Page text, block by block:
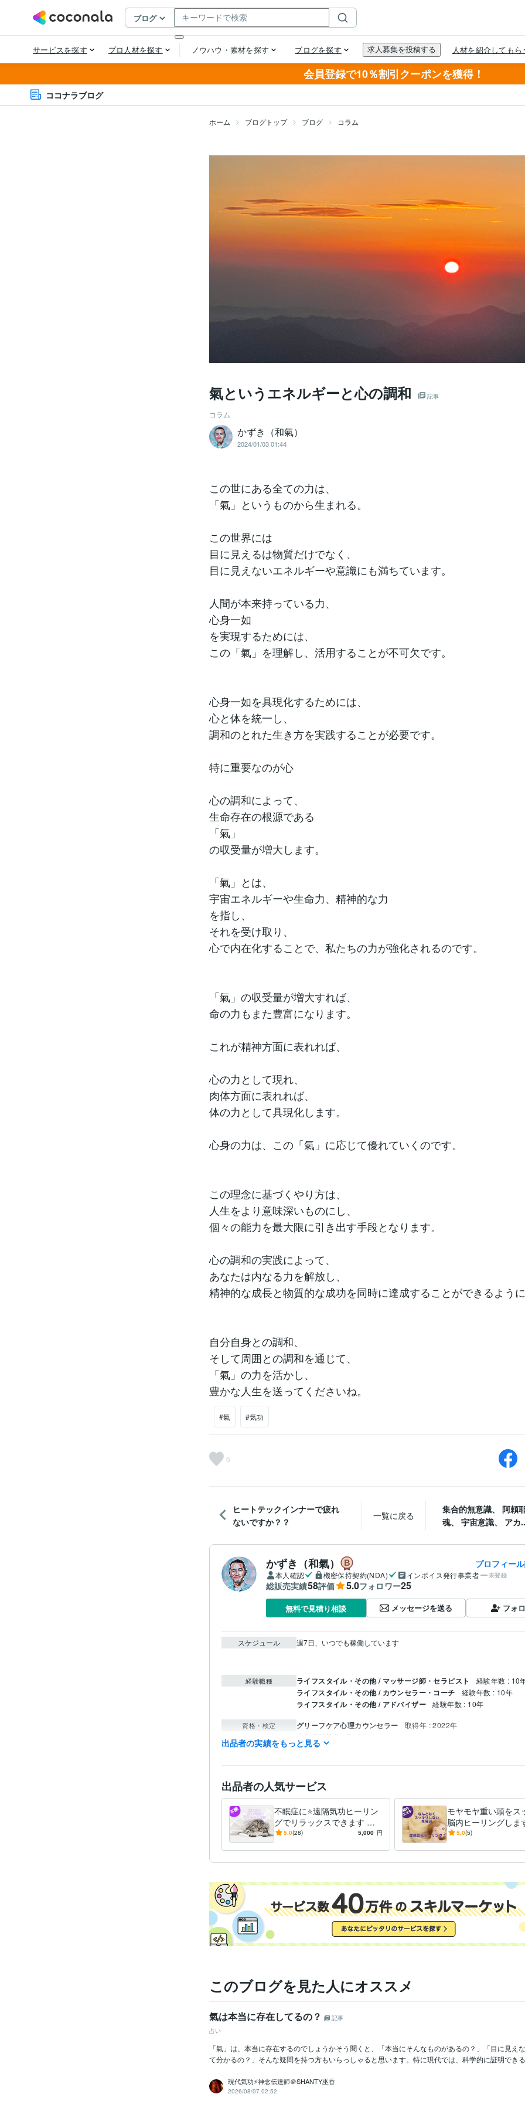
会員登録で10％割引クーポンを獲得！
ココナラブログ
ホーム ブログトップ ブログ コラム
氣というエネルギーと心の調和 記事
コラム
かずき（和氣）
2024/01/03 01:44
この世にある全ての力は、
「氣」というものから生まれる。
この世界には
目に見えるは物質だけでなく、
目に見えないエネルギーや意識にも満ちています。
人間が本来持っている力、
心身一如
を実現するためには、
この「氣」を理解し、活用することが不可欠です。
心身一如を具現化するためには、
心と体を統一し、
調和のとれた生き方を実践することが必要です。
特に重要なのが心
心の調和によって、
生命存在の根源である
「氣」
の収受量が増大します。
「氣」とは、
宇宙エネルギーや生命力、精神的な力
を指し、
それを受け取り、
心で内在化することで、私たちの力が強化されるのです。
「氣」の収受量が増大すれば、
命の力もまた豊富になります。
これが精神方面に表れれば、
心の力として現れ、
肉体方面に表れれば、
体の力として具現化します。
心身の力は、この「氣」に応じて優れていくのです。
この理念に基づくやり方は、
人生をより意味深いものにし、
個々の能力を最大限に引き出す手段となります。
心の調和の実践によって、
あなたは内なる力を解放し、
精神的な成長と物質的な成功を同時に達成することができるように
自分自身との調和、
そして周囲との調和を通じて、
「氣」の力を活かし、
豊かな人生を送ってくださいね。
#氣 #気功
6
ヒートテックインナーで疲れ
ないですか？？
一覧に戻る
集合的無意識、 阿頼耶
魂、 宇宙意識、 アカ
かずき（和氣） プロフィー
本人確認 機密保持契約(NDA) インボイス発行事業者 未登録
総販売実績58評価 5.0フォロワー25
無料で見積り相談 メッセージを送る フォ
スケジュール 週7日、いつでも稼働しています
経験職種 ライフスタイル・その他 / マッサージ師・セラピスト 経験年数 : 10
ライフスタイル・その他 / カウンセラー・コーチ 経験年数 : 10年
ライフスタイル・その他 / アドバイザー 経験年数 : 10年
資格・検定 グリーフケア心理カウンセラー 取得年 : 2022年
光氣道師範代
不眠 ウツ 不調 ダルイ
悩み相談・カウンセリング
恋愛 仕事
出品者の実績をもっと見る
出品者の人気サービス
不眠症に⭐️遠隔気功ヒーリン
グでリラックスできます 遠
隔気功ヒーリングでスッキリ
5.0(28) 5,000 円
モヤモヤ重い頭をス
脳内ヒーリングしま
気功脳内エステで、
5.0(5)
このブログを見た人にオススメ
氣は本当に存在してるの？
記事
占い
「氣」は、本当に存在するのでしょうかそう聞くと、「本当にそんなものがあるの？」「目に見え
て分かるの？」そんな疑問を持つ方もいらっしゃると思います。特に現代では、科学的に証明でき
現代気功⚡神念伝達師＠SHANTY巫香
2026/08/07 02:52